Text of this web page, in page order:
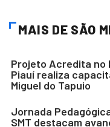
MAIS DE SÃO
Projeto Acredita no
Piauí realiza
Miguel do Tapuio
Jornada
SMT destacam